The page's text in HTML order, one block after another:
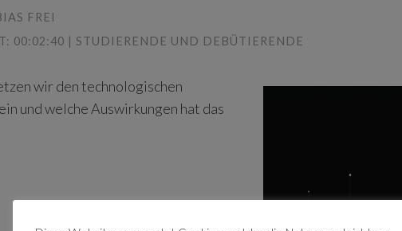
FREI
00:02:40 | STUDIERENDE UND DEBÜTIERENDE
wir den technologischen
und welche Auswirkungen hat das